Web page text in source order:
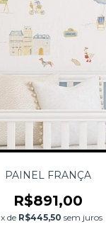
PAINEL FRANÇA
R$891,00
x de R$445,50 sem juros